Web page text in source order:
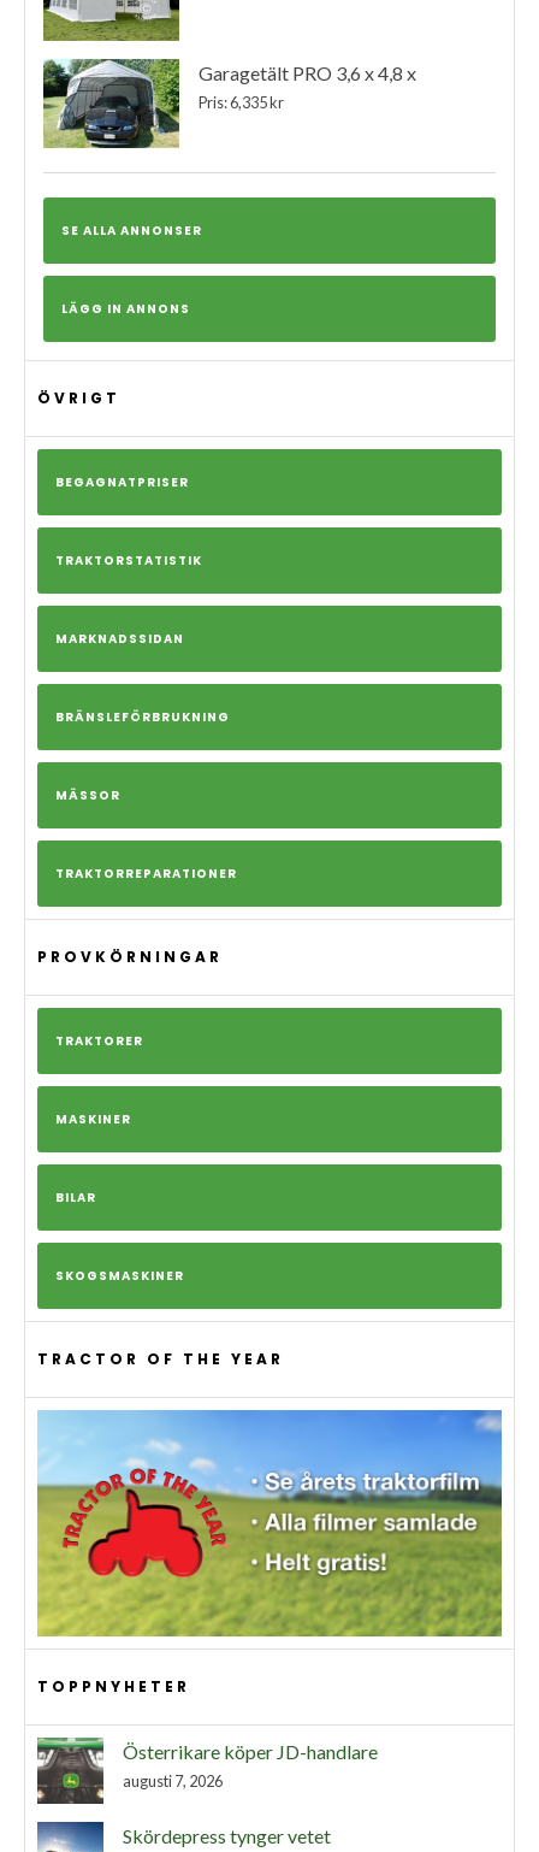
Garagetält PRO 3,6 x 4,8 x
Pris: 6,335 kr
SE ALLA ANNONSER
LÄGG IN ANNONS
ÖVRIGT
BEGAGNATPRISER
TRAKTORSTATISTIK
MARKNADSSIDAN
BRÄNSLEFÖRBRUKNING
MÄSSOR
TRAKTORREPARATIONER
PROVKÖRNINGAR
TRAKTORER
MASKINER
BILAR
SKOGSMASKINER
TRACTOR OF THE YEAR
TOPPNYHETER
Österrikare köper JD-handlare
augusti 7, 2026
Skördepress tynger vetet